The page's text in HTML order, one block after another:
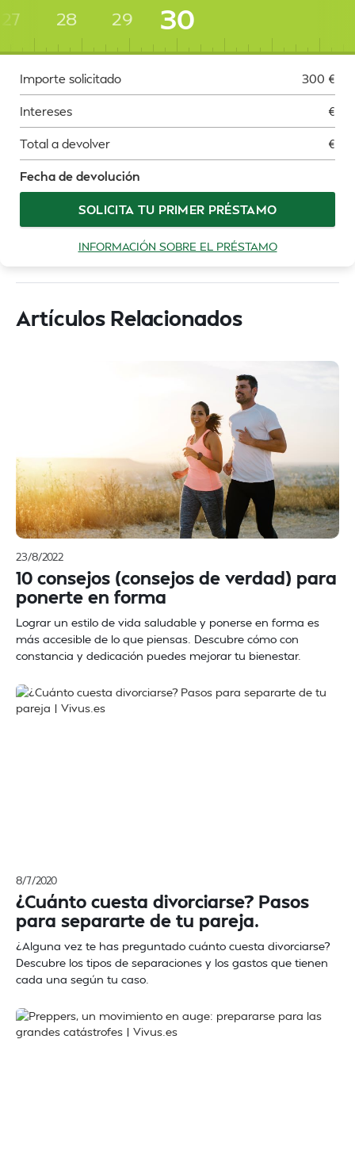
27 28 29 30
Importe solicitado 300 €
Intereses €
Total a devolver €
Fecha de devolución
SOLICITA TU PRIMER PRÉSTAMO
INFORMACIÓN SOBRE EL PRÉSTAMO
Artículos Relacionados
23/8/2022
10 consejos (consejos de verdad) para
ponerte en forma
Lograr un estilo de vida saludable y ponerse en forma es
más accesible de lo que piensas. Descubre cómo con
constancia y dedicación puedes mejorar tu bienestar.
8/7/2020
¿Cuánto cuesta divorciarse? Pasos
para separarte de tu pareja.
¿Alguna vez te has preguntado cuánto cuesta divorciarse?
Descubre los tipos de separaciones y los gastos que tienen
cada una según tu caso.